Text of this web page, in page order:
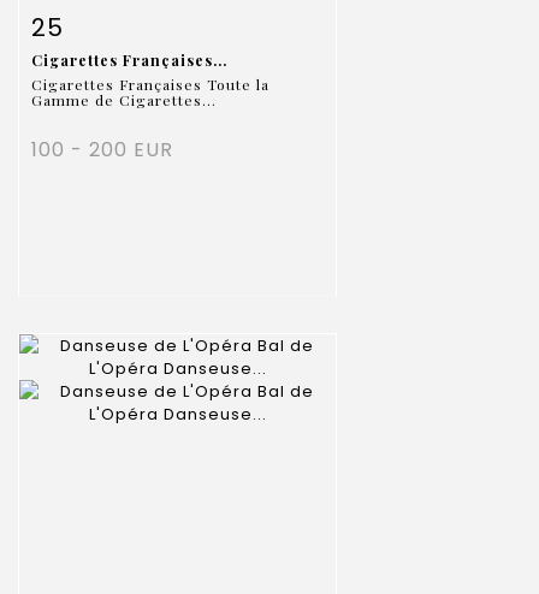
Item detail
25
Cigarettes Françaises...
Cigarettes Françaises Toute la
Gamme de Cigarettes...
100 - 200 EUR